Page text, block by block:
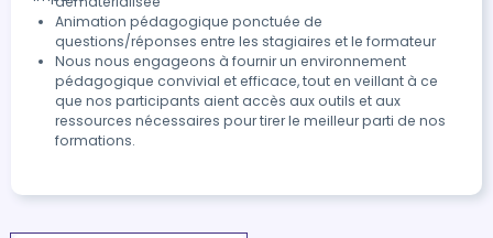
Animation pédagogique ponctuée de
questions/réponses entre les stagiaires et le formateur
Nous nous engageons à fournir un environnement
pédagogique convivial et efficace, tout en veillant à ce
que nos participants aient accès aux outils et aux
ressources nécessaires pour tirer le meilleur parti de nos
formations.